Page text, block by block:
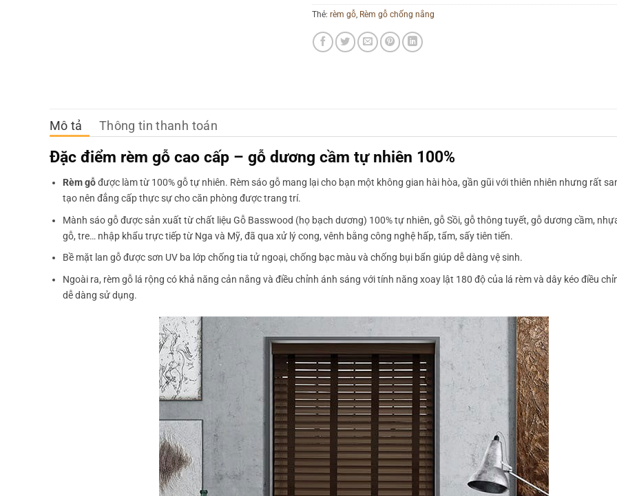
Thẻ: rèm gỗ, Rèm gỗ chống nắng
Mô tả Thông tin thanh toán
Đặc điểm rèm gỗ cao cấp – gỗ dương cầm tự nhiên 100%
Rèm gỗđược làm từ 100% gỗ tự nhiên. Rèm sáo gỗ mang lại cho bạn một không gian hài hòa, gần gũi với thiên nhiên nhưng rất
tạo nên đẳng cấp thực sự cho căn phòng được trang trí.
Mành sáo gỗ được sản xuất từ chất liệu Gỗ Basswood (họ bạch dương) 100% tự nhiên, gỗ Sồi, gỗ thông tuyết, gỗ dương cầm,
gỗ, tre… nhập khẩu trực tiếp từ Nga và Mỹ, đã qua xử lý cong, vênh bằng công nghệ hấp, tẩm, sấy tiên tiến.
Bề mặt lan gỗ được sơn UV ba lớp chống tia tử ngoại, chống bạc màu và chống bụi bẩn giúp dễ dàng vệ sinh.
Ngoài ra, rèm gỗ lá rộng có khả năng cản nắng và điều chỉnh ánh sáng với tính năng xoay lật 180 độ của lá rèm và dây kéo điều
dễ dàng sử dụng.